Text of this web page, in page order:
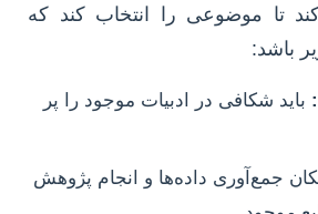
تا موضوعی را انتخاب کند که
باشد:
باید شکافی در ادبیات موجود را پر
جمع‌آوری داده‌ها و انجام پژوهش